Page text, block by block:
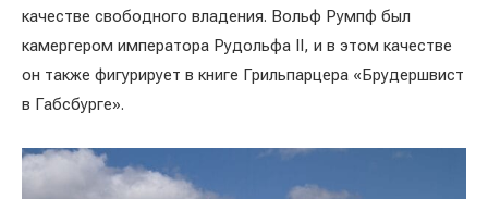
качестве свободного владения. Вольф Румпф был
камергером императора Рудольфа II, и в этом качестве
он также фигурирует в книге Грильпарцера «Брудершвист
в Габсбурге».